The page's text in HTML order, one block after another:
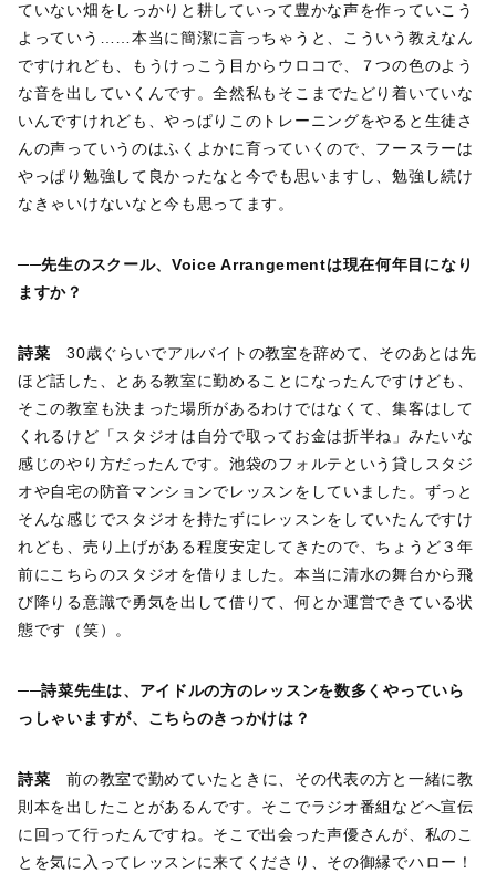
ていない畑をしっかりと耕していって豊かな声を作っていこう
よっていう……本当に簡潔に言っちゃうと、こういう教えなん
ですけれども、もうけっこう目からウロコで、７つの色のよう
な音を出していくんです。全然私もそこまでたどり着いていな
いんですけれども、やっぱりこのトレーニングをやると生徒さ
んの声っていうのはふくよかに育っていくので、フースラーは
やっぱり勉強して良かったなと今でも思いますし、勉強し続け
なきゃいけないなと今も思ってます。
──先生のスクール、Voice Arrangementは現在何年目になり
ますか？
詩菜 30歳ぐらいでアルバイトの教室を辞めて、そのあとは先
ほど話した、とある教室に勤めることになったんですけども、
そこの教室も決まった場所があるわけではなくて、集客はして
くれるけど「スタジオは自分で取ってお金は折半ね」みたいな
感じのやり方だったんです。池袋のフォルテという貸しスタジ
オや自宅の防音マンションでレッスンをしていました。ずっと
そんな感じでスタジオを持たずにレッスンをしていたんですけ
れども、売り上げがある程度安定してきたので、ちょうど３年
前にこちらのスタジオを借りました。本当に清水の舞台から飛
び降りる意識で勇気を出して借りて、何とか運営できている状
態です（笑）。
──詩菜先生は、アイドルの方のレッスンを数多くやっていら
っしゃいますが、こちらのきっかけは？
詩菜 前の教室で勤めていたときに、その代表の方と一緒に教
則本を出したことがあるんです。そこでラジオ番組などへ宣伝
に回って行ったんですね。そこで出会った声優さんが、私のこ
とを気に入ってレッスンに来てくださり、その御縁でハロー！